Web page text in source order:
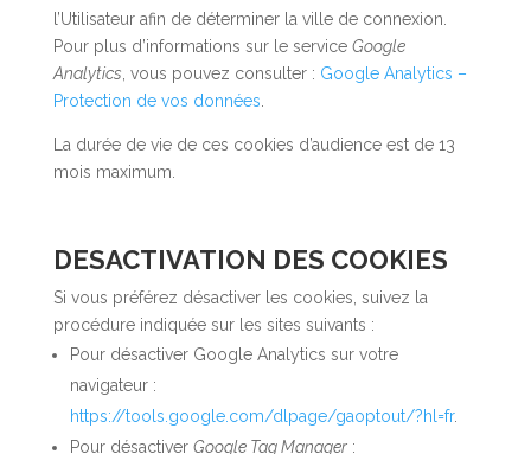
l’Utilisateur afin de déterminer la ville de connexion.
Pour plus d’informations sur le service Google
Analytics , vous pouvez consulter : Google Analytics –
Protection de vos données
La durée de vie de ces cookies d’audience est de 13
mois maximum.
DESACTIVATION DES COOKIES
Si vous préférez désactiver les cookies, suivez la
procédure indiquée sur les sites suivants :
Pour désactiver Google Analytics sur votre
navigateur :
https://tools.google.com/dlpage/gaoptout/?hl=fr.
Pour désactiver Google Tag Manager: